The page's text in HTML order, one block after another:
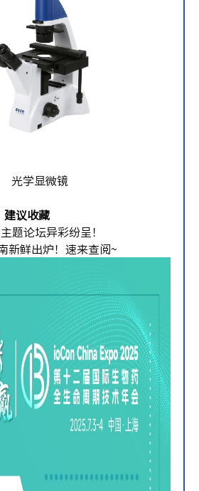
光学显微镜
建议收藏
题论坛异彩纷呈！
新鲜出炉！速来查阅~